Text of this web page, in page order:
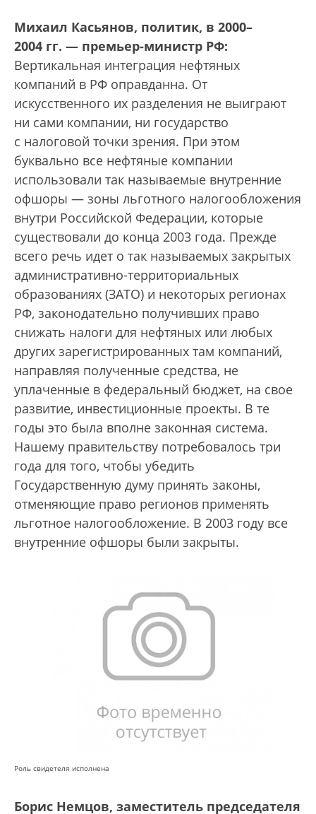
Михаил Касьянов, политик, в 2000–
2004 гг. — премьер-министр РФ:
Вертикальная интеграция нефтяных
компаний в РФ оправданна. От
искусственного их разделения не выиграют
ни сами компании, ни государство
с налоговой точки зрения. При этом
буквально все нефтяные компании
использовали так называемые внутренние
офшоры — зоны льготного налогообложения
внутри Российской Федерации, которые
существовали до конца 2003 года. Прежде
всего речь идет о так называемых закрытых
административно-территориальных
образованиях (ЗАТО) и некоторых регионах
РФ, законодательно получивших право
снижать налоги для нефтяных или любых
других зарегистрированных там компаний,
направляя полученные средства, не
уплаченные в федеральный бюджет, на свое
развитие, инвестиционные проекты. В те
годы это была вполне законная система.
Нашему правительству потребовалось три
года для того, чтобы убедить
Государственную думу принять законы,
отменяющие право регионов применять
льготное налогообложение. В 2003 году все
внутренние офшоры были закрыты.
Роль свидетеля исполнена
Борис Немцов, заместитель председателя